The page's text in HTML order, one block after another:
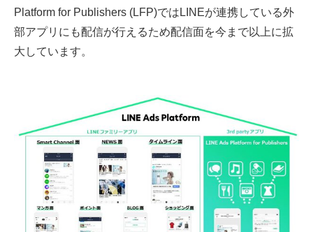
Platform for Publishers (LFP)ではLINEが連携している外
部アプリにも配信が行えるため配信面を今まで以上に拡
大しています。